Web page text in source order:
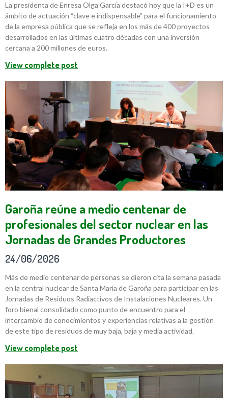
La presidenta de Enresa Olga García destacó hoy que la I+D es un
ámbito de actuación “clave e indispensable” para el funcionamiento
de la empresa pública que se refleja en los más de 400 proyectos
desarrollados en las últimas cuatro décadas con una inversión
cercana a 200 millones de euros.
View complete post
Garoña reúne a medio centenar de
profesionales del sector nuclear en las
Jornadas de Grandes Productores
24/06/2026
Más de medio centenar de personas se dieron cita la semana pasada
en la central nuclear de Santa María de Garoña para participar en las
Jornadas de Residuos Radiactivos de Instalaciones Nucleares. Un
foro bienal consolidado como punto de encuentro para el
intercambio de conocimientos y experiencias relativas a la gestión
de este tipo de residuos de muy baja, baja y media actividad.
View complete post